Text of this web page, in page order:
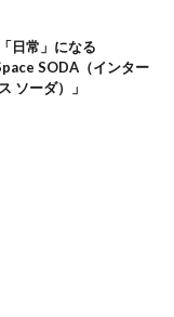
日常」になる
SODA（インター
ソーダ）」